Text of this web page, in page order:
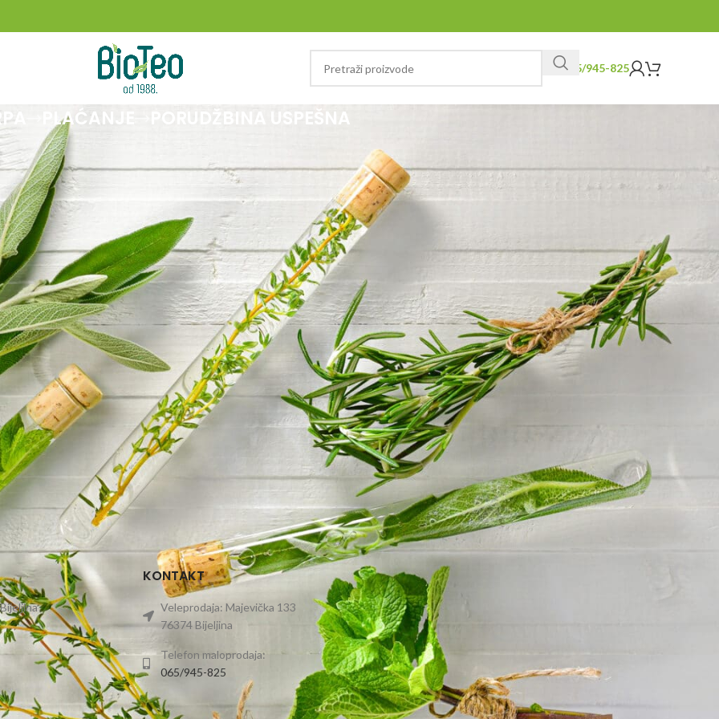
065/945-825
PLAĆANJE PORUDŽBINA USPEŠNA
prazna.
korpu.
KONTAKT
Veleprodaja: Majevička 133
76374 Bijeljina
Telefon maloprodaja:
065/945-825
KORISNI LINKOVI
Apoteke saradnici
VELEPRODAJA
Politika privatnosti
Uslovi korišćenja